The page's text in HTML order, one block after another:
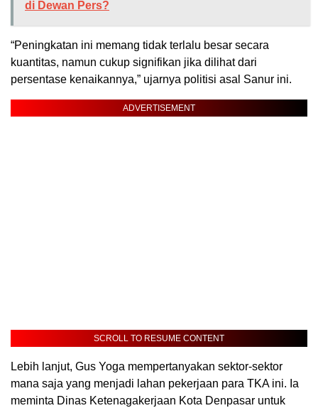
di Dewan Pers?
“Peningkatan ini memang tidak terlalu besar secara
kuantitas, namun cukup signifikan jika dilihat dari
persentase kenaikannya,” ujarnya politisi asal Sanur ini.
ADVERTISEMENT
SCROLL TO RESUME CONTENT
Lebih lanjut, Gus Yoga mempertanyakan sektor-sektor
mana saja yang menjadi lahan pekerjaan para TKA ini. Ia
meminta Dinas Ketenagakerjaan Kota Denpasar untuk